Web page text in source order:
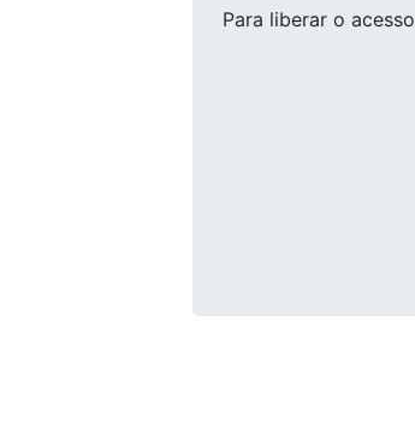
Para liberar o acesso